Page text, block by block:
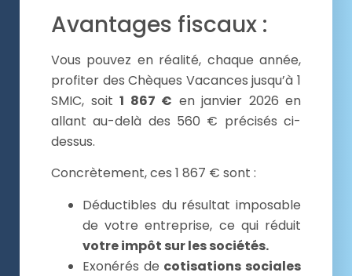
Avantages fiscaux :
Vous pouvez en réalité, chaque année,
profiter des Chèques Vacances jusqu’à 1
SMIC, soit 1 867 € en janvier 2026 en
allant au-delà des 560 € précisés ci-
dessus.
Concrètement, ces 1 867 € sont :
Déductibles du résultat imposable
de votre entreprise, ce qui réduit
votre impôt sur les sociétés.
Exonérés de cotisations sociales